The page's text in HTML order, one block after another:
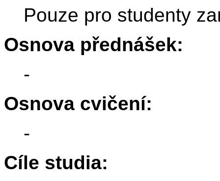
Pouze pro studenty
Osnova přednášek:
-
Osnova cvičení:
-
Cíle studia: